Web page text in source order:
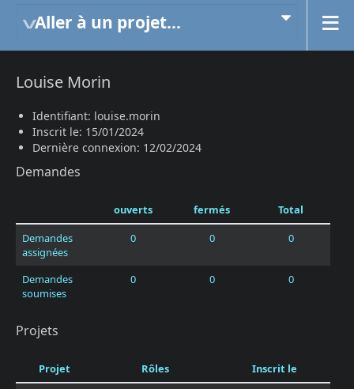
Aller à un projet...
Louise Morin
Identifiant: louise.morin
Inscrit le: 15/01/2024
Dernière connexion: 12/02/2024
Demandes
ouverts fermés
Total
Demandes
assignées
0 0 0
Demandes
soumises
0 0 0
Projets
Projet Rôles
Inscrit le